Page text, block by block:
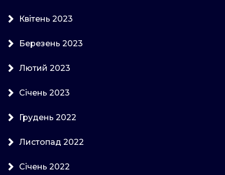
Квітень 2023
Березень 2023
Лютий 2023
Січень 2023
Грудень 2022
Листопад 2022
Січень 2022